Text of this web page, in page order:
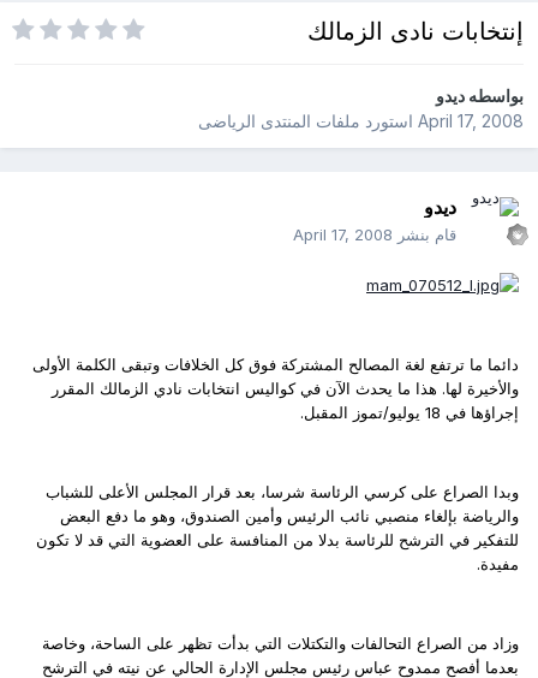
إنتخابات نادى الزمالك
بواسطهديدو
April 17, 2008استورد ملفات المنتدى الرياضى
ديدو
قام بنشر April 17, 2008
دائما ما ترتفع لغة المصالح المشتركة فوق كل الخلافات وتبقى الكلمة الأولى
والأخيرة لها. هذا ما يحدث الآن في كواليس انتخابات نادي الزمالك المقرر
إجراؤها في 18 يوليو/تموز المقبل.
وبدا الصراع على كرسي الرئاسة شرسا، بعد قرار المجلس الأعلى للشباب
والرياضة بإلغاء منصبي نائب الرئيس وأمين الصندوق، وهو ما دفع البعض
للتفكير في الترشح للرئاسة بدلا من المنافسة على العضوية التي قد لا تكون
مفيدة.
وزاد من الصراع التحالفات والتكتلات التي بدأت تظهر على الساحة، وخاصة
بعدما أفصح ممدوح عباس رئيس مجلس الإدارة الحالي عن نيته في الترشح